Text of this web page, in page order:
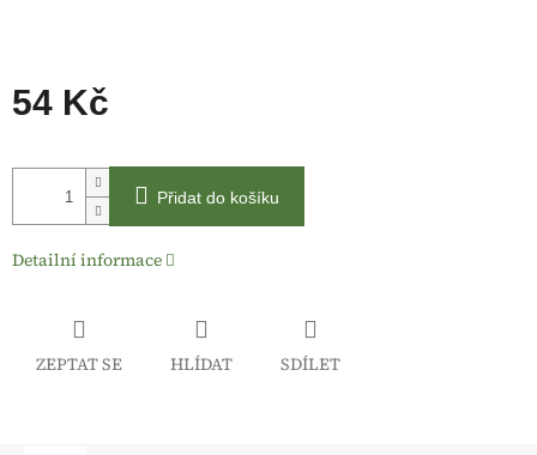
54 Kč
cena:
Přidat do košíku
Detailní informace
ZEPTAT SE HLÍDAT SDÍLET